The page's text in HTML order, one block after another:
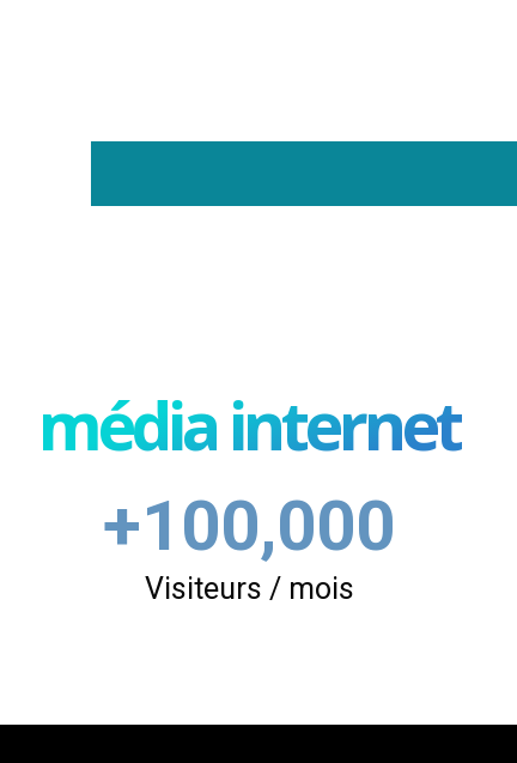
média internet
+100,000
Visiteurs / mois